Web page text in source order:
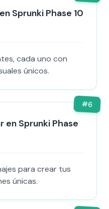
Sprunki Phase 10
cada uno con
únicos.
#6
en Sprunki Phase
para crear tus
únicas.